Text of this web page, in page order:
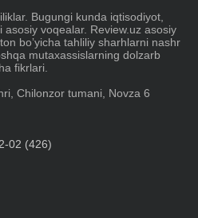
Bugungi kunda iqtisodiyot,
voqealar. Review.uz asosiy
boʼyicha tahliliy sharhlarni nashr
mutaxassislarning dolzarb
fikrlari.
Chilonzor tumani, Novza 6
02 (426)